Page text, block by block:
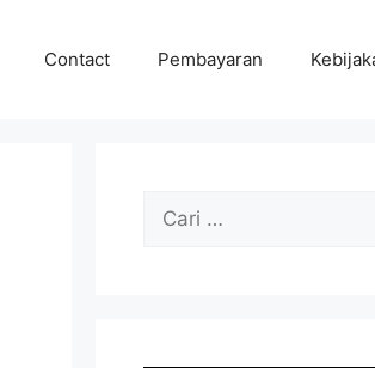
Contact Pembayaran
Cari